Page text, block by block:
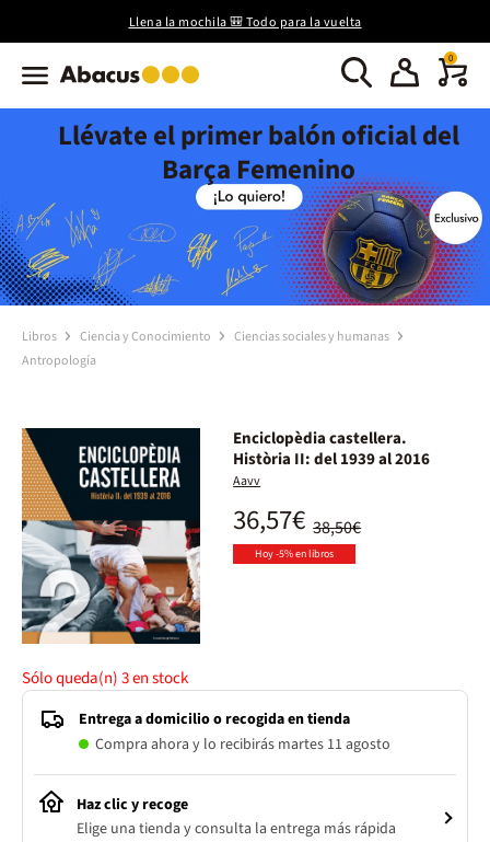
Llena la mochila 🎒 Todo para la vuelta
0
Llévate el primer balón oficial del
Barça Femenino
Libros Ciencia y Conocimiento
Ciencias sociales y humanas
Antropología
Enciclopèdia castellera.
Història II: del 1939 al 2016
Aavv
38,50€
36,57€
Hoy -5% en libros
Sólo queda(n)3en stock
Entrega a domicilio o recogida en tienda
Compra ahora y lo recibirás martes 11 agosto
Haz clic y recoge
Elige una tienda y consulta la entrega más rápida